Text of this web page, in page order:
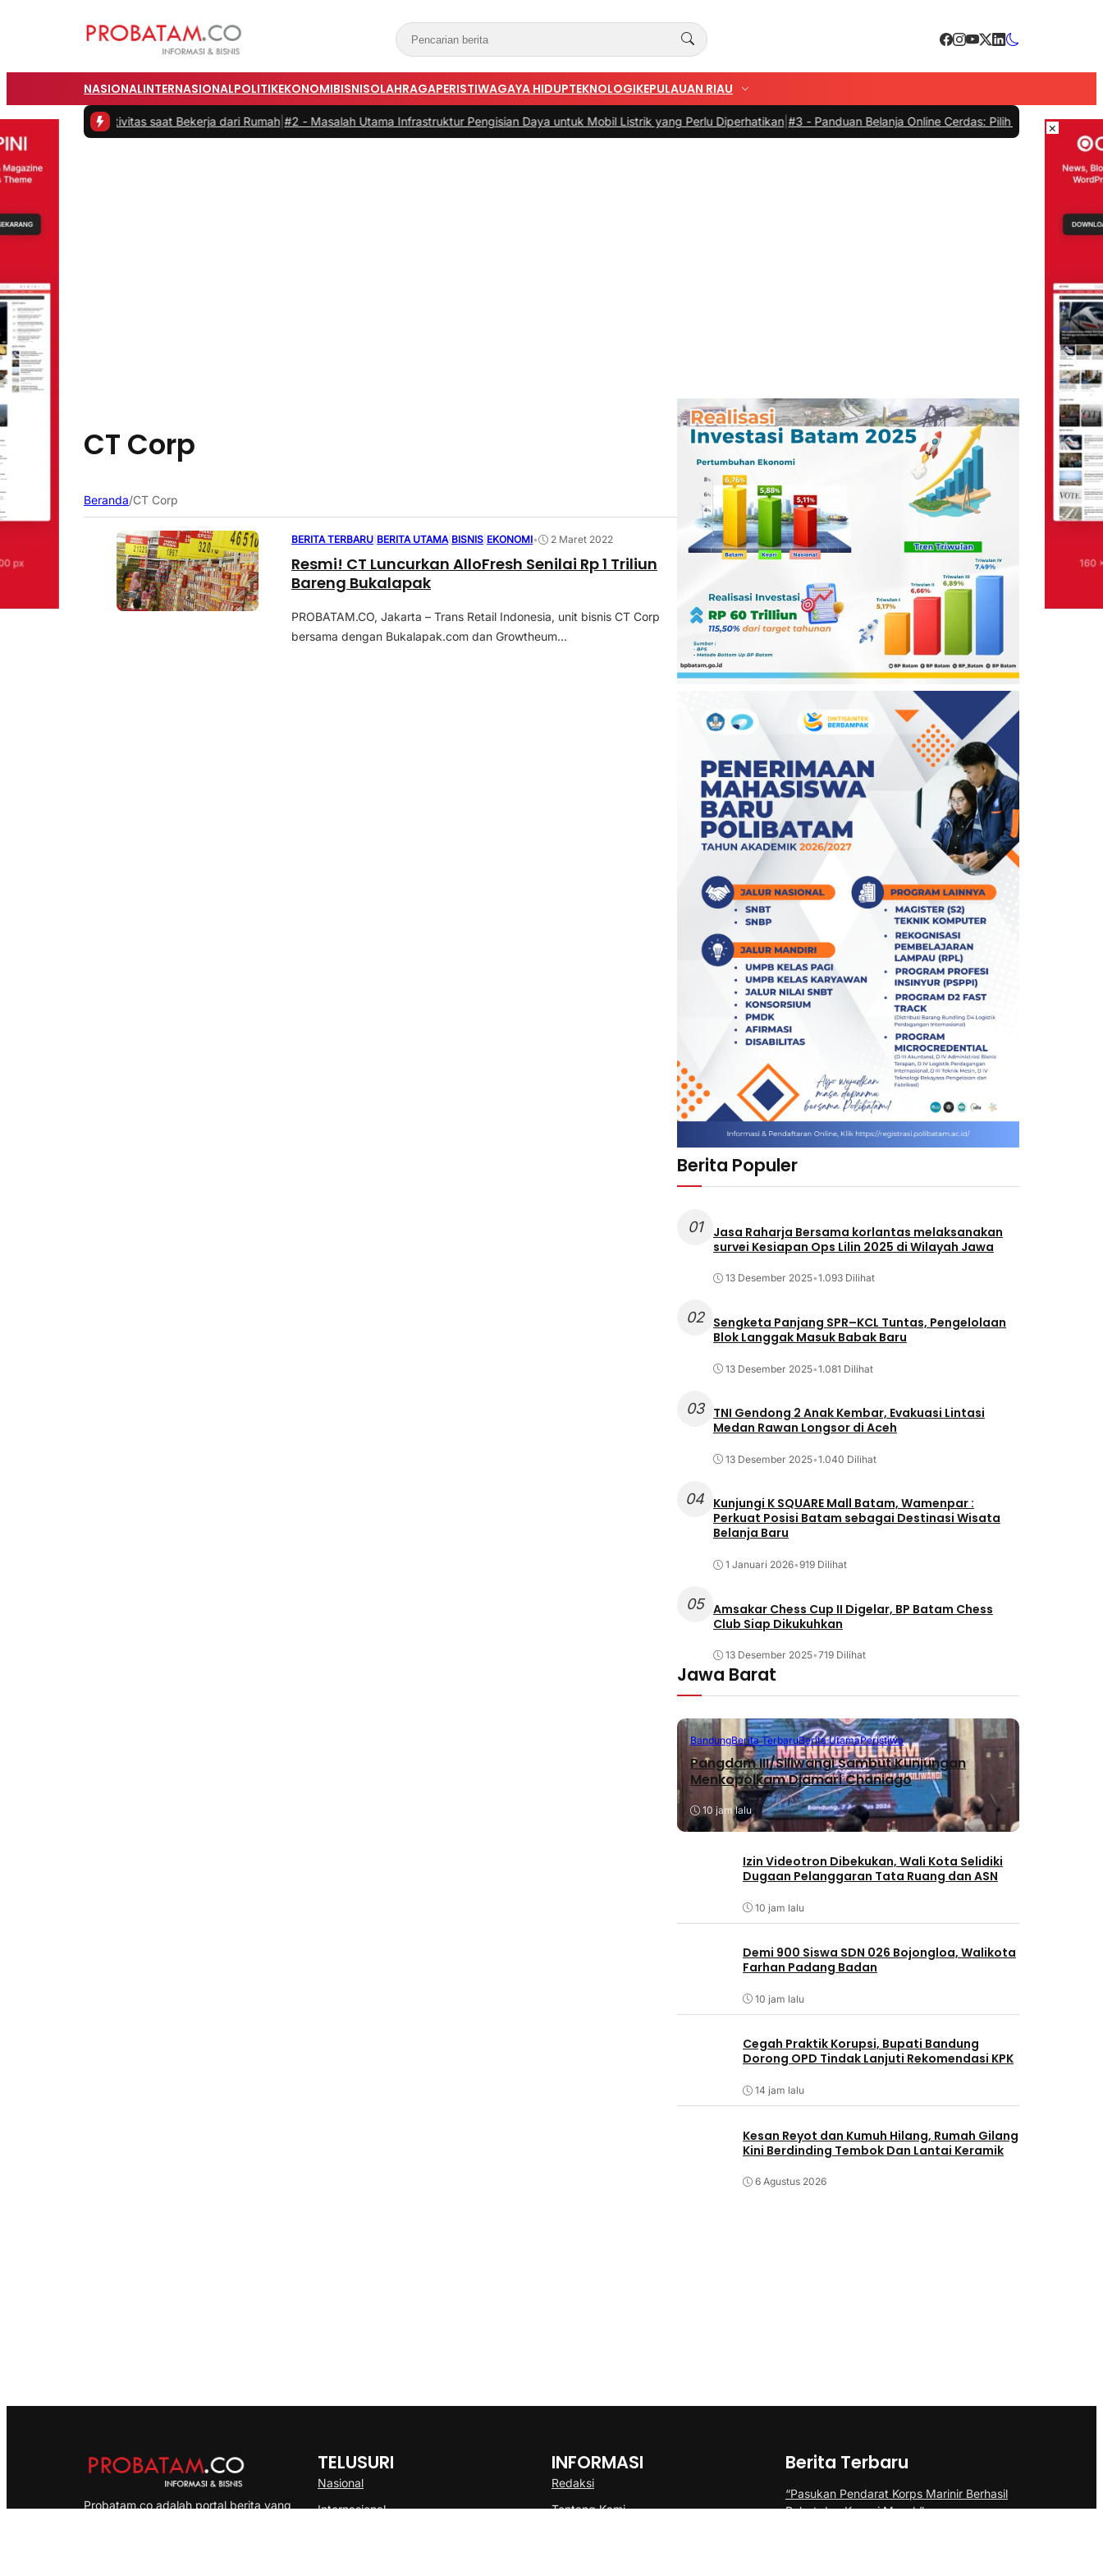
NASIONALINTERNASIONALPOLITIKEKONOMIBISNISOLAHRAGAPERISTIWAGAYA HIDUPTEKNOLOGIKEPULAUAN RIAU
Produktivitas saat Bekerja dari Rumah|#2 -Masalah Utama Infrastruktur Pengisian Daya untuk Mobil Listrik yang Perlu Diperhatikan|#3 -Panduan Belanja Online Cerdas: Pilih Produk dengan Bijak dan
CT Corp
Beranda/CT Corp
BERITA TERBARU BERITA UTAMA BISNIS EKONOMI• 2 Maret 2022
Resmi! CT Luncurkan AlloFresh Senilai Rp 1 Triliun
Bareng Bukalapak
PROBATAM.CO, Jakarta – Trans Retail Indonesia, unit bisnis CT Corp
bersama dengan Bukalapak.com dan Growtheum...
Berita Populer
01
Jasa Raharja Bersama korlantas melaksanakan
survei Kesiapan Ops Lilin 2025 di Wilayah Jawa
13 Desember 2025•1.093 Dilihat
02
Sengketa Panjang SPR–KCL Tuntas, Pengelolaan
Blok Langgak Masuk Babak Baru
13 Desember 2025•1.081 Dilihat
03
TNI Gendong 2 Anak Kembar, Evakuasi Lintasi
Medan Rawan Longsor di Aceh
13 Desember 2025•1.040 Dilihat
04 Kunjungi K SQUARE Mall Batam, Wamenpar :
Perkuat Posisi Batam sebagai Destinasi Wisata
Belanja Baru
1 Januari 2026•919 Dilihat
05 Amsakar Chess Cup II Digelar, BP Batam Chess
Club Siap Dikukuhkan
13 Desember 2025•719 Dilihat
Jawa Barat
BandungBerita TerbaruBerita UtamaPeristiwa
Pangdam III/Siliwangi Sambut Kunjungan
Menkopolkam Djamari Chaniago
10 jam lalu
Izin Videotron Dibekukan, Wali Kota Selidiki
Dugaan Pelanggaran Tata Ruang dan ASN
10 jam lalu
Demi 900 Siswa SDN 026 Bojongloa, Walikota
Farhan Padang Badan
10 jam lalu
Cegah Praktik Korupsi, Bupati Bandung
Dorong OPD Tindak Lanjuti Rekomendasi KPK
14 jam lalu
Kesan Reyot dan Kumuh Hilang, Rumah Gilang
Kini Berdinding Tembok Dan Lantai Keramik
6 Agustus 2026
Probatam.co adalah portal berita yang
TELUSURI
Nasional
Internasional
INFORMASI
Redaksi
Tentang Kami
Berita Terbaru
“Pasukan Pendarat Korps Marinir Berhasil
Rebut dan Kuasai Musuh”
×